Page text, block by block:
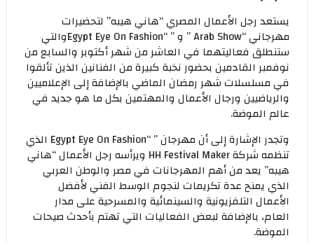
يستعد رجل الأعمال المصري “هاني هيبه” لتحضيرات
مهرجاني “Arab Show ” و ” “Egypt Eye On Fashionوالتي
ستنطلق فعاليتهما في العاشر من شهر أكتوبر والسابع من
نوفمبر القادمين بحضور نخبة كبيرة من الفنانين الذين تألقوا
في مسلسلات شهر رمضان الماضي بالإضافة إلى الإعلاميين
والرياضيين ورجال الأعمال والمهتمين بكل ما هو جديد في
عالم الموضة.
وتجدر الإشارة إلى أن مهرجان ” “Egypt Eye On Fashion الذي
تنظمه شركة HH Festival Maker ويرأسه رجل الأعمال “هاني
هيبه” يعد من أهم المهرجانات في مصر والوطن العربي
الذي يمنح عدة تكريمات لنجوم الوسط الفني لأفضل
الأعمال التلفزيونية والسينمائية والمسرحية على مدار
العام، بالإضافة لبعض الفعاليات التي تهتم بأحدث صيحات
الموضة.